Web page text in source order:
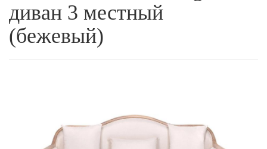
диван 3 местный
(бежевый)